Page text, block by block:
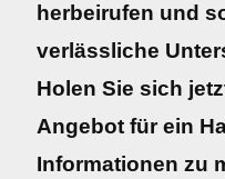
herbeirufen und
verlässliche
Holen Sie sich
Angebot für ein
Informationen zu